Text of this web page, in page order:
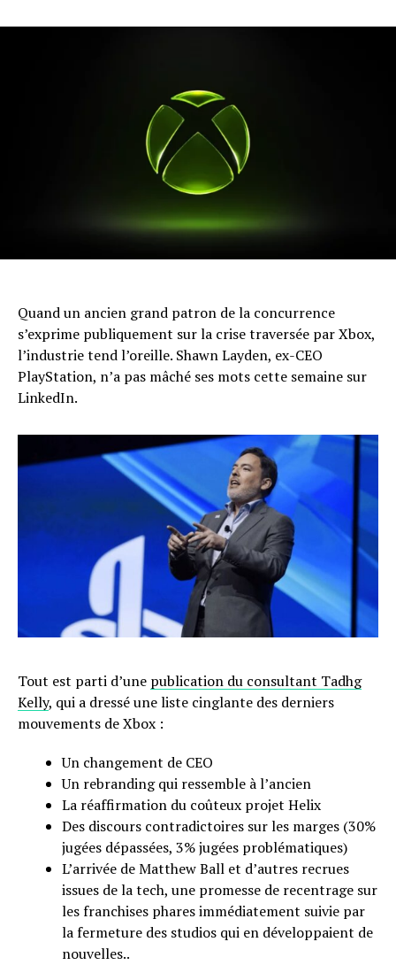
Quand un ancien grand patron de la concurrence
s’exprime publiquement sur la crise traversée par Xbox,
l’industrie tend l’oreille. Shawn Layden, ex-CEO
PlayStation, n’a pas mâché ses mots cette semaine sur
LinkedIn.
Tout est parti d’une publication du consultant Tadhg
Kelly, qui a dressé une liste cinglante des derniers
mouvements de Xbox :
Un changement de CEO
Un rebranding qui ressemble à l’ancien
La réaffirmation du coûteux projet Helix
Des discours contradictoires sur les marges (30%
jugées dépassées, 3% jugées problématiques)
L’arrivée de Matthew Ball et d’autres recrues
issues de la tech, une promesse de recentrage sur
les franchises phares immédiatement suivie par
la fermeture des studios qui en développaient de
nouvelles..